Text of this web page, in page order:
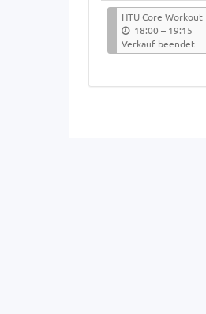
HTU Core Workout
18:00 –b
i
s
19:15
Verkauf beendet